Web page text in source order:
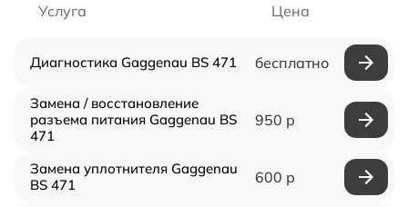
Услуга Цена
Диагностика Gaggenau BS 471 бесплатно
Замена / восстановление
разъема питания Gaggenau BS
471
950 р
Замена уплотнителя Gaggenau
BS 471
600 р